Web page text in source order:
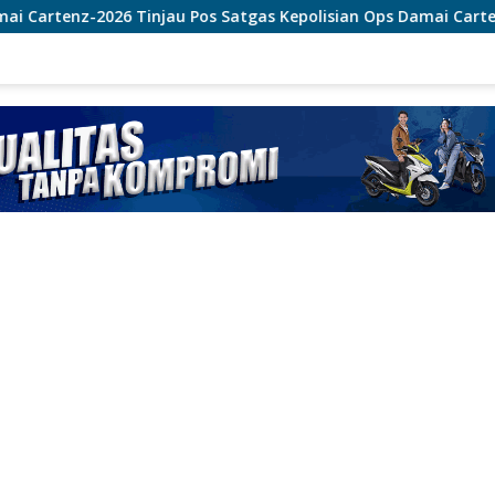
Pos Satgas Kepolisian Ops Damai Cartenz di Sinak, Perkuat